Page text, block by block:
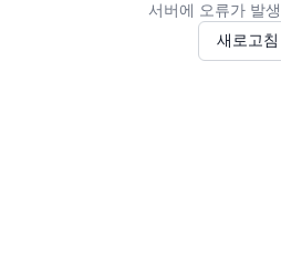
서버에 오류가 발
새로고침